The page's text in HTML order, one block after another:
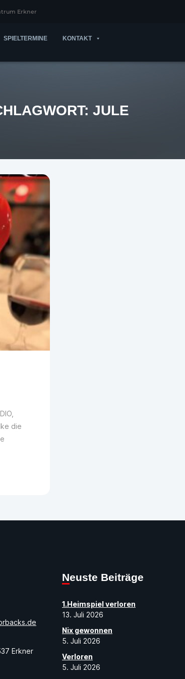
Erkner
SPIELTERMINE KONTAKT
JULE
die
Erkner
Neuste Beiträge
1.Heimspiel verloren
13. Juli 2026
Nix gewonnen
5. Juli 2026
Verloren
5. Juli 2026